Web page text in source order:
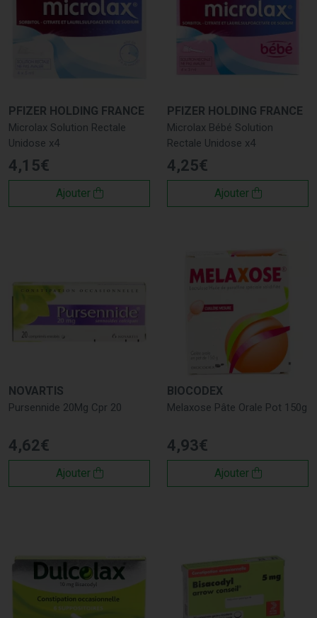
PFIZER HOLDING FRANCE
Microlax Solution Rectale
Unidose x4
4,15€
Ajouter
PFIZER HOLDING FRANCE
Microlax Bébé Solution
Rectale Unidose x4
4,25€
Ajouter
NOVARTIS
Pursennide 20Mg Cpr 20
4,62€
Ajouter
BIOCODEX
Melaxose Pâte Orale Pot 150g
4,93€
Ajouter